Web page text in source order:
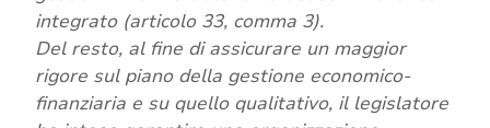
integrato (articolo 33, comma 3).
Del resto, al fine di assicurare un maggior
rigore sul piano della gestione economico-
finanziaria e su quello qualitativo, il legislatore